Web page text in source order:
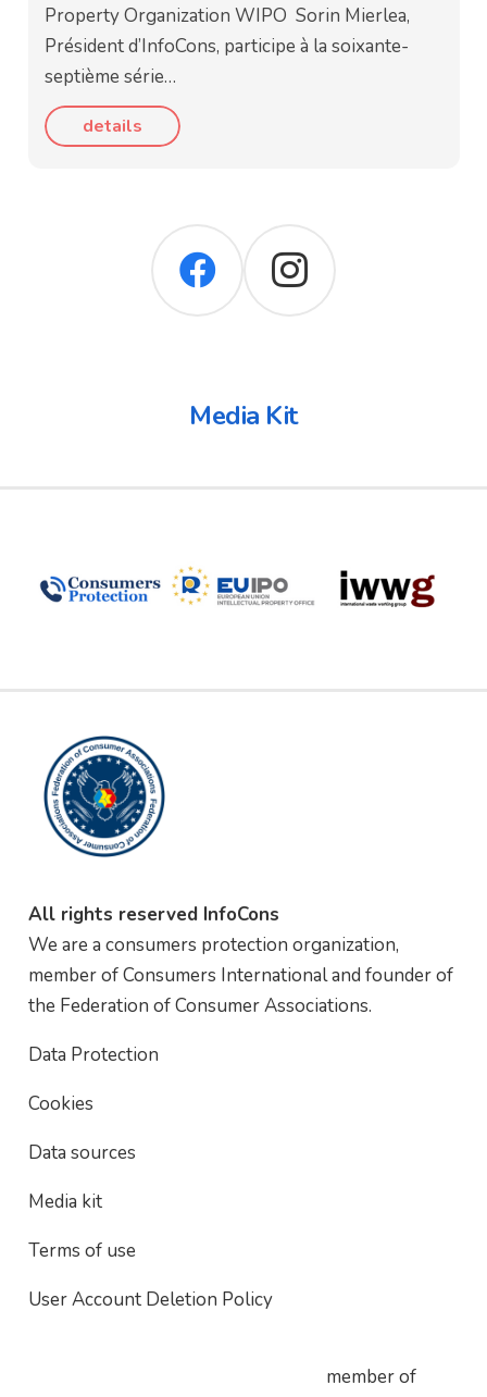
Property Organization WIPO Sorin Mierlea,
Président d’InfoCons, participe à la soixante-
septième série…
details
Media Kit
All rights reserved InfoCons
We are a consumers protection organization,
member of Consumers International and founder of
the Federation of Consumer Associations.
Data Protection
Cookies
Data sources
Media kit
Terms of use
User Account Deletion Policy
member of